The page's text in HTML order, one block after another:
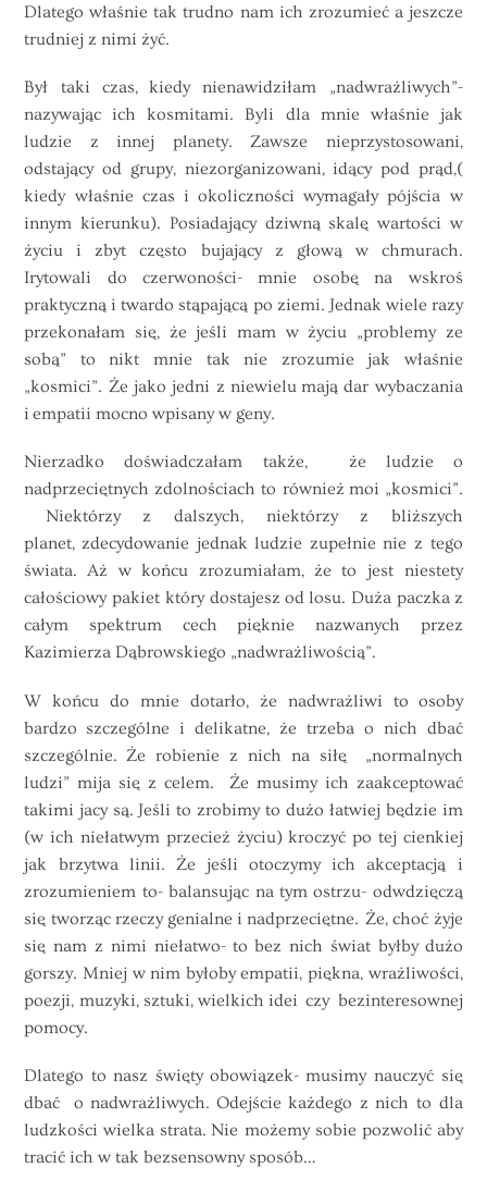
Dlatego właśnie tak trudno nam ich zrozumieć a jeszcze
trudniej z nimi żyć.
Był taki czas, kiedy nienawidziłam „nadwrażliwych”-
nazywając ich kosmitami. Byli dla mnie właśnie jak
ludzie z innej planety. Zawsze nieprzystosowani,
odstający od grupy, niezorganizowani, idący pod prąd,(
kiedy właśnie czas i okoliczności wymagały pójścia w
innym kierunku). Posiadający dziwną skalę wartości w
życiu i zbyt często bujający z głową w chmurach.
Irytowali do czerwoności- mnie osobę na wskroś
praktyczną i twardo stąpającą po ziemi. Jednak wiele razy
przekonałam się, że jeśli mam w życiu „problemy ze
sobą” to nikt mnie tak nie zrozumie jak właśnie
„kosmici”. Że jako jedni z niewielu mają dar wybaczania
i empatii mocno wpisany w geny.
Nierzadko doświadczałam także, że ludzie o
nadprzeciętnych zdolnościach to również moi „kosmici”.
Niektórzy z dalszych, niektórzy z bliższych
planet, zdecydowanie jednak ludzie zupełnie nie z tego
świata. Aż w końcu zrozumiałam, że to jest niestety
całościowy pakiet który dostajesz od losu. Duża paczka z
całym spektrum cech pięknie nazwanych przez
Kazimierza Dąbrowskiego „nadwrażliwością”.
W końcu do mnie dotarło, że nadwrażliwi to osoby
bardzo szczególne i delikatne, że trzeba o nich dbać
szczególnie. Że robienie z nich na siłę „normalnych
ludzi” mija się z celem. Że musimy ich zaakceptować
takimi jacy są. Jeśli to zrobimy to dużo łatwiej będzie im
(w ich niełatwym przecież życiu) kroczyć po tej cienkiej
jak brzytwa linii. Że jeśli otoczymy ich akceptacją i
zrozumieniem to- balansując na tym ostrzu- odwdzięczą
się tworząc rzeczy genialne i nadprzeciętne. Że, choć żyje
się nam z nimi niełatwo- to bez nich świat byłby dużo
gorszy. Mniej w nim byłoby empatii, piękna, wrażliwości,
poezji, muzyki, sztuki, wielkich idei czy bezinteresownej
pomocy.
Dlatego to nasz święty obowiązek- musimy nauczyć się
dbać o nadwrażliwych. Odejście każdego z nich to dla
ludzkości wielka strata. Nie możemy sobie pozwolić aby
tracić ich w tak bezsensowny sposób…